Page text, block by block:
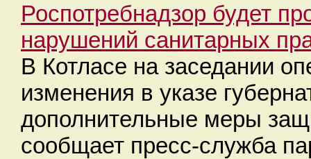
Роспотребнадзор будет
нарушений санитарных
В Котласе на заседании
изменения в указе
дополнительные меры
сообщает пресс-служба